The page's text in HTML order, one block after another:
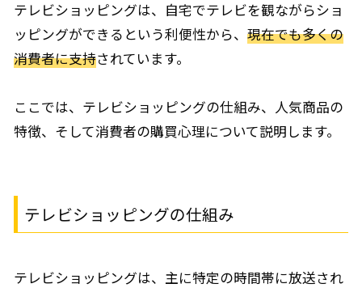
テレビショッピングは、自宅でテレビを観ながらショ
ッピングができるという利便性から、 現在でも多くの
消費者に支持されています。
ここでは、テレビショッピングの仕組み、人気商品の
特徴、そして消費者の購買心理について説明します。
テレビショッピングの仕組み
テレビショッピングは、主に特定の時間帯に放送され